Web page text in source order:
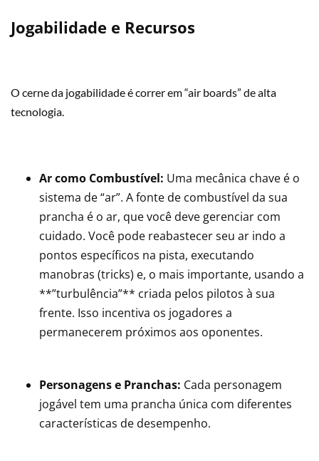
Jogabilidade e Recursos
O cerne da jogabilidade é correr em “air boards” de alta
tecnologia.
Ar como Combustível: Uma mecânica chave é o
sistema de “ar”. A fonte de combustível da sua
prancha é o ar, que você deve gerenciar com
cuidado. Você pode reabastecer seu ar indo a
pontos específicos na pista, executando
manobras (tricks) e, o mais importante, usando a
**”turbulência”** criada pelos pilotos à sua
frente. Isso incentiva os jogadores a
permanecerem próximos aos oponentes.
Personagens e Pranchas: Cada personagem
jogável tem uma prancha única com diferentes
características de desempenho.